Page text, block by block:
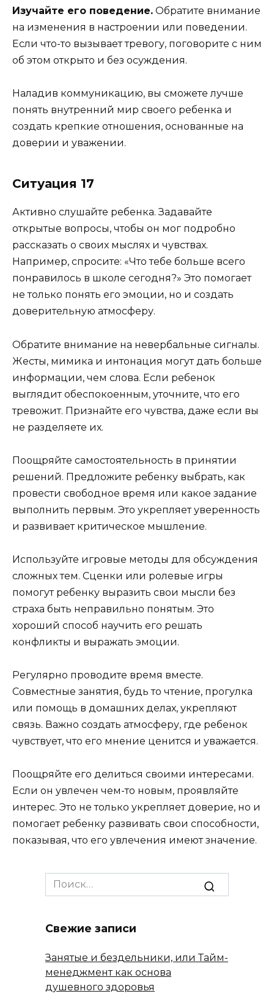
Изучайте его поведение. Обратите внимание
на изменения в настроении или поведении.
Если что-то вызывает тревогу, поговорите с ним
об этом открыто и без осуждения.
Наладив коммуникацию, вы сможете лучше
понять внутренний мир своего ребенка и
создать крепкие отношения, основанные на
доверии и уважении.
Ситуация 17
Активно слушайте ребенка. Задавайте
открытые вопросы, чтобы он мог подробно
рассказать о своих мыслях и чувствах.
Например, спросите: «Что тебе больше всего
понравилось в школе сегодня?» Это помогает
не только понять его эмоции, но и создать
доверительную атмосферу.
Обратите внимание на невербальные сигналы.
Жесты, мимика и интонация могут дать больше
информации, чем слова. Если ребенок
выглядит обеспокоенным, уточните, что его
тревожит. Признайте его чувства, даже если вы
не разделяете их.
Поощряйте самостоятельность в принятии
решений. Предложите ребенку выбрать, как
провести свободное время или какое задание
выполнить первым. Это укрепляет уверенность
и развивает критическое мышление.
Используйте игровые методы для обсуждения
сложных тем. Сценки или ролевые игры
помогут ребенку выразить свои мысли без
страха быть неправильно понятым. Это
хороший способ научить его решать
конфликты и выражать эмоции.
Регулярно проводите время вместе.
Совместные занятия, будь то чтение, прогулка
или помощь в домашних делах, укрепляют
связь. Важно создать атмосферу, где ребенок
чувствует, что его мнение ценится и уважается.
Поощряйте его делиться своими интересами.
Если он увлечен чем-то новым, проявляйте
интерес. Это не только укрепляет доверие, но и
помогает ребенку развивать свои способности,
показывая, что его увлечения имеют значение.
Search
for:
Свежие записи
Занятые и бездельники, или Тайм-
менеджмент как основа
душевного здоровья